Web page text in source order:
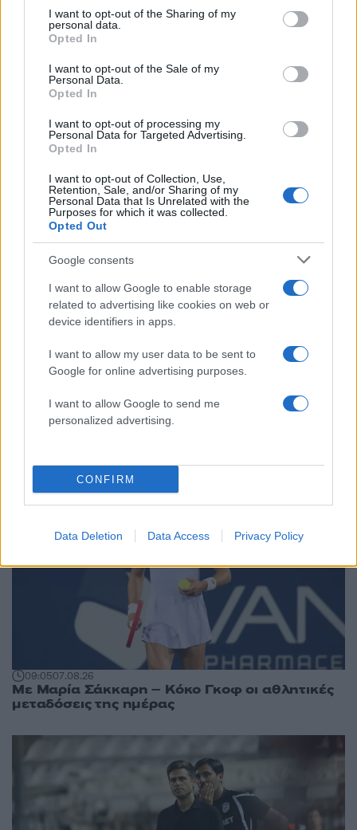
not limited to your visit or usage behaviour. You may click to
grant or deny consent to Google and its third-party tags to
use your data for below specified purposes in below Google
consent section.
I want to opt-out of the Sharing of my
personal data.
Opted In
I want to opt-out of the Sale of my
Personal Data.
Opted In
I want to opt-out of processing my
Personal Data for Targeted Advertising.
Opted In
I want to opt-out of Collection, Use,
Retention, Sale, and/or Sharing of my
Personal Data that Is Unrelated with the
Purposes for which it was collected.
Opted Out
Google consents
I want to allow Google to enable storage
related to advertising like cookies on web or
device identifiers in apps.
I want to allow my user data to be sent to
Google for online advertising purposes.
I want to allow Google to send me
personalized advertising.
CONFIRM
Data Deletion Data Access Privacy Policy
Μητσοτάκης στην υπογραφή συμφωνίας
για την ηλεκτρική διασύνδεση Ελλάδας –
Κύπρου: «Ισχυρή ψήφος εμπιστοσύνης» η
είσοδος της Meridiam στην GSI
Έφυγαν οι συνεργάτες, μένει η Μαρία
Καρυστιανού - Η επόμενη μέρα για την
«Ελπίδα για τη Δημοκρατία»
Canadair 515: Οι πρώτες εικόνες από την
κατασκευή του αεροσκάφους που θα
επιχειρεί και τη νύχτα στα μέτωπα της
Αυγερινός, Μουτσάτσου και ακόμη 20
πρώην στελέχη κατά Καρυστιανού: «Δεν
αποχωρήσαμε για καρέκλες», αιχμές για
«συγκεντρωτικό μοντέλο»
Το πολωμένο μελτέμι που τροφοδότησε
τις φωτιές σε Αττική και Βοιωτία: «Από τα
ισχυρότερα επεισόδια των τελευταίων 50
χρόνων»
Αθλητικά:
Περισσότερα άρθρα
09:0507.08.26
Με Μαρία Σάκκαρη – Κόκο Γκοφ οι αθλητικές
μεταδόσεις της ημέρας